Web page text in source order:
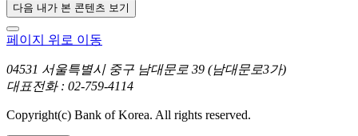
다음 내가 본 콘텐츠 보기
페이지 위로 이동
04531 서울특별시 중구 남대문로 39 (남대문로3가)
대표전화 : 02-759-4114
Copyright(c) Bank of Korea. All rights reserved.